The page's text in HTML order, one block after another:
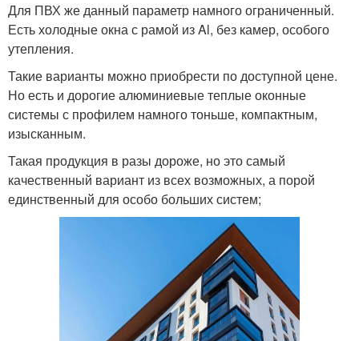
Для ПВХ же данный параметр намного ограниченный.
Есть холодные окна с рамой из Al, без камер, особого
утепления.
Такие варианты можно приобрести по доступной цене.
Но есть и дорогие алюминиевые теплые оконные
системы с профилем намного тоньше, компактным,
изысканным.
Такая продукция в разы дороже, но это самый
качественный вариант из всех возможных, а порой
единственный для особо больших систем;